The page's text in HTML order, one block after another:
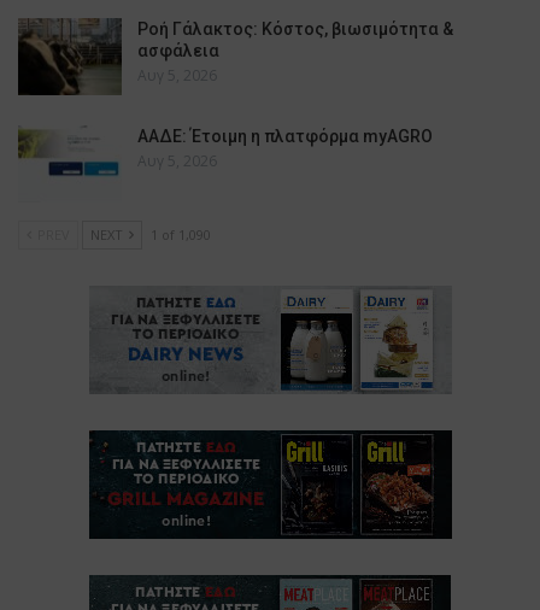
Ροή Γάλακτος: Κόστος, βιωσιμότητα &
ασφάλεια
Αυγ 5, 2026
ΑΑΔΕ: Έτοιμη η πλατφόρμα myAGRO
Αυγ 5, 2026
NEXT 1 of 1,090